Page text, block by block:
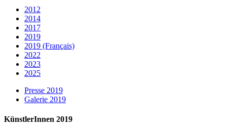
2012
2014
2017
2019
2019 (Français)
2022
2023
2025
Presse 2019
Galerie 2019
KünstlerInnen 2019